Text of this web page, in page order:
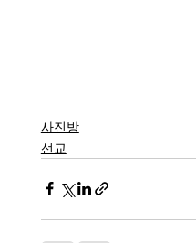
사진방
선교